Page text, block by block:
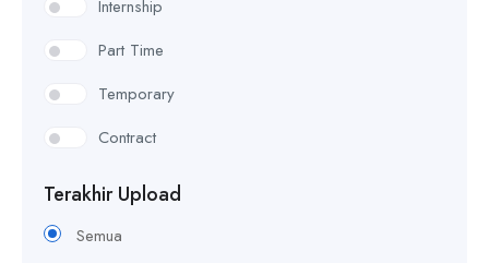
Internship
Part Time
Temporary
Contract
Terakhir Upload
Semua